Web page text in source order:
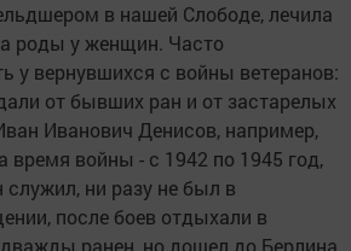
в нашей Слободе, лечила
роды у женщин. Часто
у вернувшихся с войны ветеранов:
от бывших ран и от застарелых
Иванович Денисов, например,
время войны - с 1942 по 1945 год,
служил, ни разу не был в
после боев отдыхали в
ранен, но дошел до Берлина